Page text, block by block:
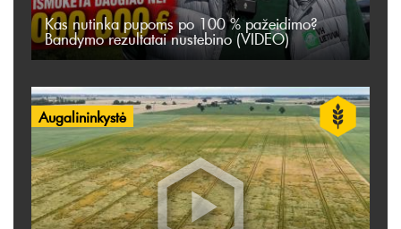
Kas nutinka pupoms po 100 % pažeidimo?
Bandymo rezultatai nustebino (VIDEO)
Augalininkystė